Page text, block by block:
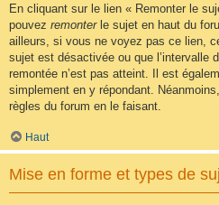
En cliquant sur le lien « Remonter le
pouvez remonterle sujet en haut du
ailleurs, si vous ne voyez pas ce lien,
sujet est désactivée ou que l’intervalle
remontée n’est pas atteint. Il est
simplement en y répondant.
règles du forum en le faisant.
Haut
Mise en forme et types de